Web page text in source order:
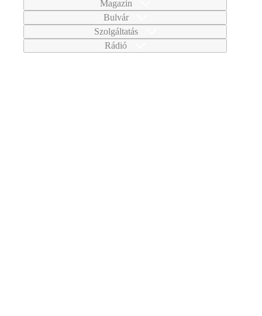
Magazin
Bulvár
Szolgáltatás
Rádió